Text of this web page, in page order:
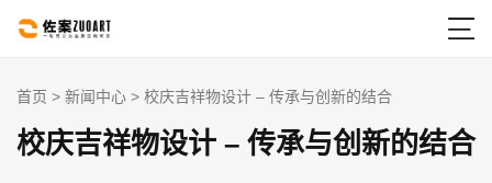

首页 > 新闻中心 > 校庆吉祥物设计 – 传承与创新的结合
校庆吉祥物设计 – 传承与创新的结合